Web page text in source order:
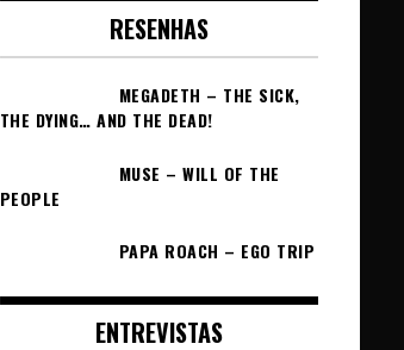
RESENHAS
MEGADETH – THE SICK,
THE DYING… AND THE DEAD!
MUSE – WILL OF THE
PEOPLE
PAPA ROACH – EGO TRIP
ENTREVISTAS